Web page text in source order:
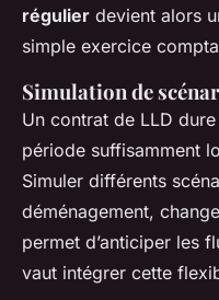
régulier devient alors
simple exercice
Simulation de
Un contrat de LLD
période suffisamment
Simuler différents
déménagement,
permet d’anticiper les
vaut intégrer cette